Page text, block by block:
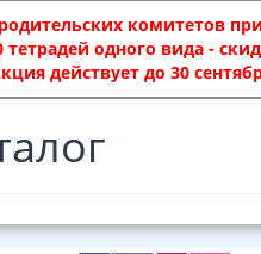
комитетов
тетрадей одного вида -
действует до 30